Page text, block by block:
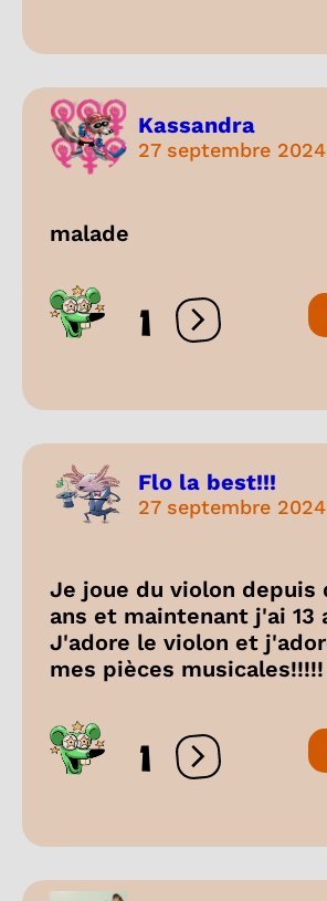
Kassandra
27 septembre 2024
malade
1 Ouvrir les
Flo la best!!!
27 septembre 2024
Je joue du violon depuis
ans et maintenant j'ai 13
J'adore le violon et
mes pièces musicales!!!!!
1 Ouvrir les